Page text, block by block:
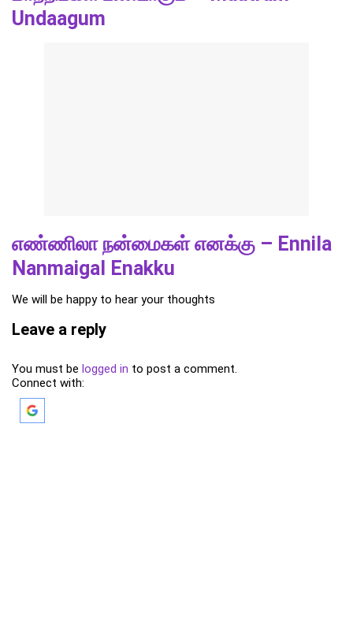
Undaagum
எண்ணிலா நன்மைகள் எனக்கு – Ennila
Nanmaigal Enakku
We will be happy to hear your thoughts
Leave a reply
You must be logged in to post a comment.
Connect with: